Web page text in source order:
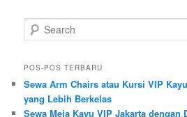
Search
POS-POS TERBARU
Sewa Arm Chairs atau Kursi VIP
yang Lebih Berkelas
Sewa Meja Kayu VIP Jakarta dengan